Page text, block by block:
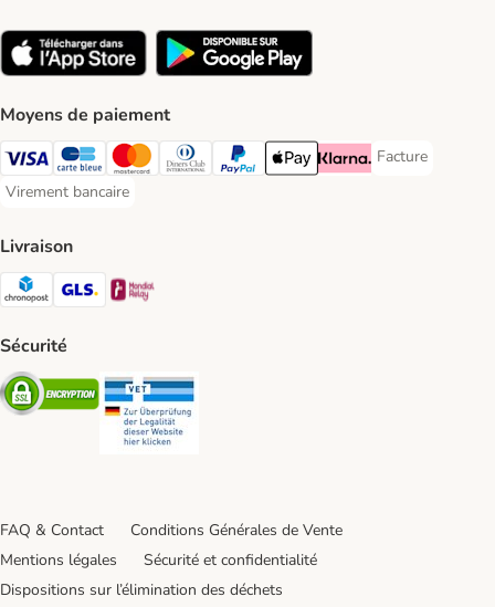
Moyens de paiement
Visa Payment Method
carte bleue Payment Method
Master Card Payment Method
Diners Club Payment Method
Paypal Payment Method
Apple Pay Payment Method
Klarna Payment Method
Facture
Facture
Virement bancaire
Virement bancaire Payment Method
Livraison
Chronopost Shipping Method
GLS Shipping Method
Sécurité
Security
FAQ & Contact
Conditions Générales de Vente
Mentions légales
Sécurité et confidentialité
Dispositions sur l’élimination des déchets